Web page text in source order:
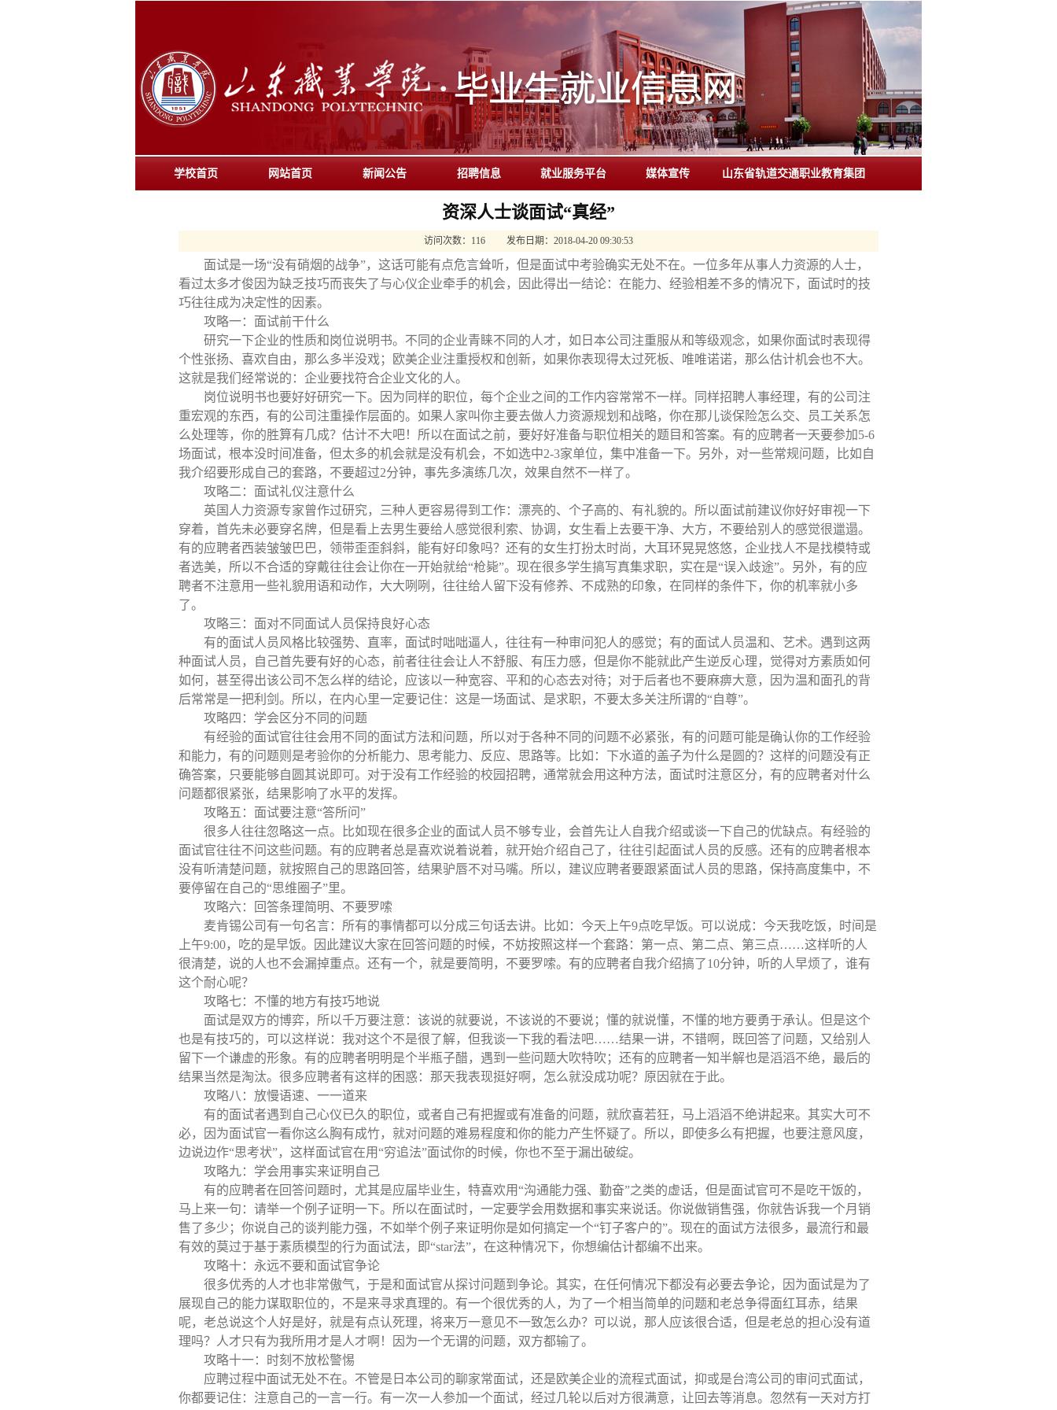
学校首页 网站首页 新闻公告 招聘信息 就业服务平台 媒体宣传 山东省轨道交通职业教育集团
资深人士谈面试“真经”
访问次数： 116 发布日期： 2018-04-20 09:30:53
面试是一场“没有硝烟的战争”，这话可能有点危言耸听，但是面试中考验确实无处不在。一位多年从事人力资源的人士，
看过太多才俊因为缺乏技巧而丧失了与心仪企业牵手的机会，因此得出一结论：在能力、经验相差不多的情况下，面试时的技
巧往往成为决定性的因素。
攻略一：面试前干什么
研究一下企业的性质和岗位说明书。不同的企业青睐不同的人才，如日本公司注重服从和等级观念，如果你面试时表现得
个性张扬、喜欢自由，那么多半没戏；欧美企业注重授权和创新，如果你表现得太过死板、唯唯诺诺，那么估计机会也不大。
这就是我们经常说的：企业要找符合企业文化的人。
岗位说明书也要好好研究一下。因为同样的职位，每个企业之间的工作内容常常不一样。同样招聘人事经理，有的公司注
重宏观的东西，有的公司注重操作层面的。如果人家叫你主要去做人力资源规划和战略，你在那儿谈保险怎么交、员工关系怎
么处理等，你的胜算有几成？估计不大吧！所以在面试之前，要好好准备与职位相关的题目和答案。有的应聘者一天要参加5-6
场面试，根本没时间准备，但太多的机会就是没有机会，不如选中2-3家单位，集中准备一下。另外，对一些常规问题，比如自
我介绍要形成自己的套路，不要超过2分钟，事先多演练几次，效果自然不一样了。
攻略二：面试礼仪注意什么
英国人力资源专家曾作过研究，三种人更容易得到工作：漂亮的、个子高的、有礼貌的。所以面试前建议你好好审视一下
穿着，首先未必要穿名牌，但是看上去男生要给人感觉很利索、协调，女生看上去要干净、大方，不要给别人的感觉很邋遢。
有的应聘者西装皱皱巴巴，领带歪歪斜斜，能有好印象吗？还有的女生打扮太时尚，大耳环晃晃悠悠，企业找人不是找模特或
者选美，所以不合适的穿戴往往会让你在一开始就给“枪毙”。现在很多学生搞写真集求职，实在是“误入歧途”。另外，有的应
聘者不注意用一些礼貌用语和动作，大大咧咧，往往给人留下没有修养、不成熟的印象，在同样的条件下，你的机率就小多
了。
攻略三：面对不同面试人员保持良好心态
有的面试人员风格比较强势、直率，面试时咄咄逼人，往往有一种审问犯人的感觉；有的面试人员温和、艺术。遇到这两
种面试人员，自己首先要有好的心态，前者往往会让人不舒服、有压力感，但是你不能就此产生逆反心理，觉得对方素质如何
如何，甚至得出该公司不怎么样的结论，应该以一种宽容、平和的心态去对待；对于后者也不要麻痹大意，因为温和面孔的背
后常常是一把利剑。所以，在内心里一定要记住：这是一场面试、是求职，不要太多关注所谓的“自尊”。
攻略四：学会区分不同的问题
有经验的面试官往往会用不同的面试方法和问题，所以对于各种不同的问题不必紧张，有的问题可能是确认你的工作经验
和能力，有的问题则是考验你的分析能力、思考能力、反应、思路等。比如：下水道的盖子为什么是圆的？这样的问题没有正
确答案，只要能够自圆其说即可。对于没有工作经验的校园招聘，通常就会用这种方法，面试时注意区分，有的应聘者对什么
问题都很紧张，结果影响了水平的发挥。
攻略五：面试要注意“答所问”
很多人往往忽略这一点。比如现在很多企业的面试人员不够专业，会首先让人自我介绍或谈一下自己的优缺点。有经验的
面试官往往不问这些问题。有的应聘者总是喜欢说着说着，就开始介绍自己了，往往引起面试人员的反感。还有的应聘者根本
没有听清楚问题，就按照自己的思路回答，结果驴唇不对马嘴。所以，建议应聘者要跟紧面试人员的思路，保持高度集中，不
要停留在自己的“思维圈子”里。
攻略六：回答条理简明、不要罗嗦
麦肯锡公司有一句名言：所有的事情都可以分成三句话去讲。比如：今天上午9点吃早饭。可以说成：今天我吃饭，时间是
上午9:00，吃的是早饭。因此建议大家在回答问题的时候，不妨按照这样一个套路：第一点、第二点、第三点……这样听的人
很清楚，说的人也不会漏掉重点。还有一个，就是要简明，不要罗嗦。有的应聘者自我介绍搞了10分钟，听的人早烦了，谁有
这个耐心呢？
攻略七：不懂的地方有技巧地说
面试是双方的博弈，所以千万要注意：该说的就要说，不该说的不要说；懂的就说懂，不懂的地方要勇于承认。但是这个
也是有技巧的，可以这样说：我对这个不是很了解，但我谈一下我的看法吧……结果一讲，不错啊，既回答了问题，又给别人
留下一个谦虚的形象。有的应聘者明明是个半瓶子醋，遇到一些问题大吹特吹；还有的应聘者一知半解也是滔滔不绝，最后的
结果当然是淘汰。很多应聘者有这样的困惑：那天我表现挺好啊，怎么就没成功呢？原因就在于此。
攻略八：放慢语速、一一道来
有的面试者遇到自己心仪已久的职位，或者自己有把握或有准备的问题，就欣喜若狂，马上滔滔不绝讲起来。其实大可不
必，因为面试官一看你这么胸有成竹，就对问题的难易程度和你的能力产生怀疑了。所以，即使多么有把握，也要注意风度，
边说边作“思考状”，这样面试官在用“穷追法”面试你的时候，你也不至于漏出破绽。
攻略九：学会用事实来证明自己
有的应聘者在回答问题时，尤其是应届毕业生，特喜欢用“沟通能力强、勤奋”之类的虚话，但是面试官可不是吃干饭的，
马上来一句：请举一个例子证明一下。所以在面试时，一定要学会用数据和事实来说话。你说做销售强，你就告诉我一个月销
售了多少；你说自己的谈判能力强，不如举个例子来证明你是如何搞定一个“钉子客户的”。现在的面试方法很多，最流行和最
有效的莫过于基于素质模型的行为面试法，即“star法”，在这种情况下，你想编估计都编不出来。
攻略十：永远不要和面试官争论
很多优秀的人才也非常傲气，于是和面试官从探讨问题到争论。其实，在任何情况下都没有必要去争论，因为面试是为了
展现自己的能力谋取职位的，不是来寻求真理的。有一个很优秀的人，为了一个相当简单的问题和老总争得面红耳赤，结果
呢，老总说这个人好是好，就是有点认死理，将来万一意见不一致怎么办？可以说，那人应该很合适，但是老总的担心没有道
理吗？人才只有为我所用才是人才啊！因为一个无谓的问题，双方都输了。
攻略十一：时刻不放松警惕
应聘过程中面试无处不在。不管是日本公司的聊家常面试，还是欧美企业的流程式面试，抑或是台湾公司的审问式面试，
你都要记住：注意自己的一言一行。有一次一人参加一个面试，经过几轮以后对方很满意，让回去等消息。忽然有一天对方打